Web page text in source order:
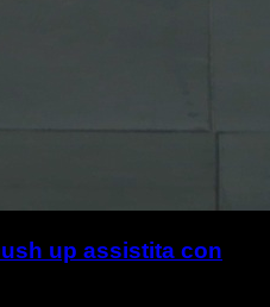
up assistita con